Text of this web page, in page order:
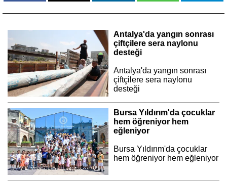
Antalya'da yangın sonrası
çiftçilere sera naylonu
desteği
Antalya'da yangın sonrası
çiftçilere sera naylonu
desteği
Bursa Yıldırım'da çocuklar
hem öğreniyor hem
eğleniyor
Bursa Yıldırım'da çocuklar
hem öğreniyor hem eğleniyor